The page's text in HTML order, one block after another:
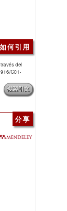
如何引用
del
C01-
複製引文
分享